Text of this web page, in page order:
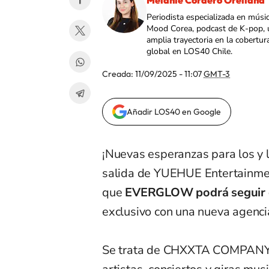
Periodista especializada en
Mood Corea, podcast de K-
amplia trayectoria en la
global en LOS40 Chile.
Creada: 11/09/2025 - 11:07GMT-3
Añadir LOS40 en Google
¡Nuevas esperanzas para los
salida de YUEHUE
que EVERGLOW podrá
exclusivo con una nueva
Se trata de CHXXTA